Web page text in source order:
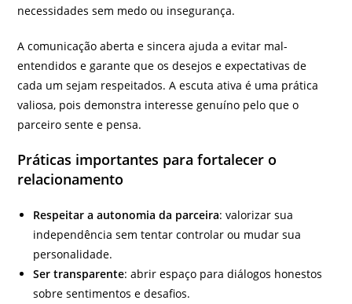
necessidades sem medo ou insegurança.
A comunicação aberta e sincera ajuda a evitar mal-
entendidos e garante que os desejos e expectativas de
cada um sejam respeitados. A escuta ativa é uma prática
valiosa, pois demonstra interesse genuíno pelo que o
parceiro sente e pensa.
Práticas importantes para fortalecer o
relacionamento
Respeitar a autonomia da parceira: valorizar sua
independência sem tentar controlar ou mudar sua
personalidade.
Ser transparente: abrir espaço para diálogos honestos
sobre sentimentos e desafios.